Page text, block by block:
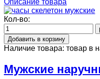
Описание товара
Кол-во:
Наличие товара: товар в
Мужские